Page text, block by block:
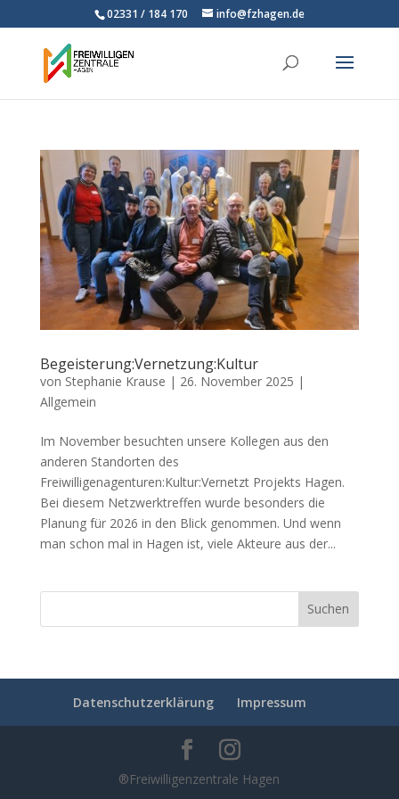
02331 / 184 170 info@fzhagen.de
Begeisterung:Vernetzung:Kultur
von Stephanie Krause | 26. November 2025 |
Allgemein
Im November besuchten unsere Kollegen aus den
anderen Standorten des
Freiwilligenagenturen:Kultur:Vernetzt Projekts Hagen.
Bei diesem Netzwerktreffen wurde besonders die
Planung für 2026 in den Blick genommen. Und wenn
man schon mal in Hagen ist, viele Akteure aus der...
Datenschutzerklärung Impressum
®Freiwilligenzentrale Hagen